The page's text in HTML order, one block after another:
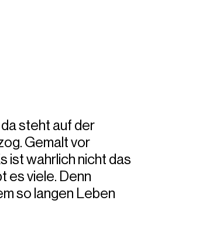
steht auf der
Gemalt vor
ist wahrlich nicht das
es viele. Denn
so langen Leben